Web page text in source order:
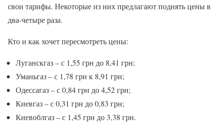
свои тарифы. Некоторые из них предлагают поднять цены в
два-четыре раза.
Кто и как хочет пересмотреть цены:
Луганскгаз – с 1,55 грн до 8,41 грн;
Уманьгаз – с 1,78 грн к 8,91 грн;
Одессагаз – с 0,84 грн до 4,52 грн;
Киевгаз – с 0,31 грн до 0,83 грн;
Киевоблгаз – с 1,45 грн до 3,38 грн.